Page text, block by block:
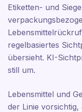
Etiketten- und
regelbasiertes
übersieht. KI-
still um.
Lebensmittel und
der Linie